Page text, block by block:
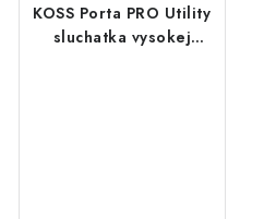
KOSS Porta PRO Utility
sluchatka vysokej